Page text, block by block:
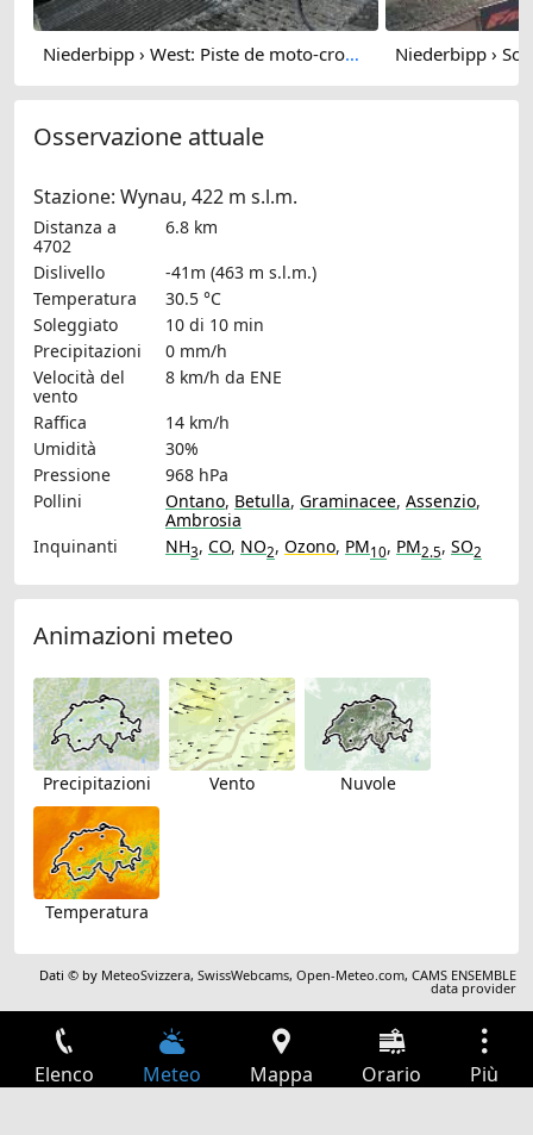
Niederbipp › West: Piste de moto-cross 3
Osservazione attuale
Stazione: Wynau, 422 m s.l.m.
Distanza a
4702
6.8 km
Dislivello
-41m (463 m s.l.m.)
Temperatura
30.5 °C
Soleggiato
10 di 10 min
Precipitazioni
0 mm/h
Velocità del
vento
8 km/h da ENE
Raffica
14 km/h
Umidità
30%
Pressione
968 hPa
Pollini
Ontano, Betulla, Graminacee, Assenzio,
Ambrosia
Inquinanti
NH3, CO, NO2, Ozono, PM10, PM2.5, SO2
Animazioni meteo
Precipitazioni Vento Nuvole
Temperatura
Dati © by MeteoSvizzera,SwissWebcams,Open-Meteo.com,CAMS ENSEMBLE
data provider
Elenco Meteo Mappa Orario Più